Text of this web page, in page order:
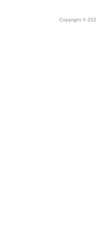
Copyright ©